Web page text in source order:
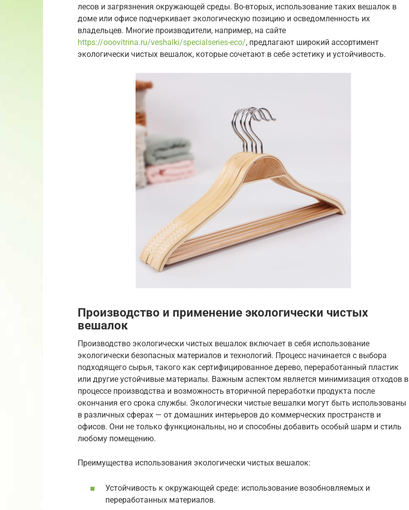
лесов и загрязнения окружающей среды. Во-вторых, использование таких вешалок в
доме или офисе подчеркивает экологическую позицию и осведомленность их
владельцев. Многие производители, например, на сайте
https://ooovitrina.ru/veshalki/specialseries-eco/, предлагают широкий ассортимент
экологически чистых вешалок, которые сочетают в себе эстетику и устойчивость.
Производство и применение экологически чистых
вешалок
Производство экологически чистых вешалок включает в себя использование
экологически безопасных материалов и технологий. Процесс начинается с выбора
подходящего сырья, такого как сертифицированное дерево, переработанный пластик
или другие устойчивые материалы. Важным аспектом является минимизация отходов в
процессе производства и возможность вторичной переработки продукта после
окончания его срока службы. Экологически чистые вешалки могут быть использованы
в различных сферах — от домашних интерьеров до коммерческих пространств и
офисов. Они не только функциональны, но и способны добавить особый шарм и стиль
любому помещению.
Преимущества использования экологически чистых вешалок:
Устойчивость к окружающей среде: использование возобновляемых и
переработанных материалов.